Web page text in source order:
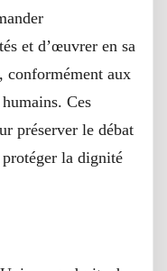
et d’œuvrer en sa
conformément aux
Ces
préserver le débat
la dignité